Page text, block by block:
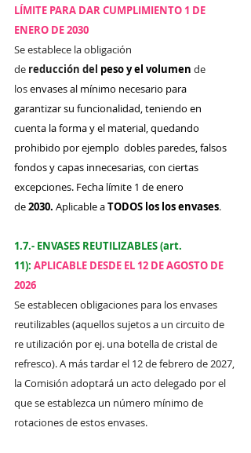
LÍMITE PARA DAR CUMPLIMIENTO 1 DE
ENERO DE 2030
Se establece la obligación
de reducción del peso y el volumen de
los envases al mínimo necesario para
garantizar su funcionalidad, teniendo en
cuenta la forma y el material, quedando
prohibido por ejemplo  dobles paredes, falsos
fondos y capas innecesarias, con ciertas
excepciones. Fecha límite 1 de enero
de 2030. Aplicable a TODOS los los envases.
1.7.- ENVASES REUTILIZABLES (art.
11): APLICABLE DESDE EL 12 DE AGOSTO DE
2026
Se establecen obligaciones para los envases
reutilizables (aquellos sujetos a un circuito de
re utilización por ej. una botella de cristal de
refresco). A más tardar el 12 de febrero de 2027,
la Comisión adoptará un acto delegado por el
que se establezca un número mínimo de
rotaciones de estos envases.